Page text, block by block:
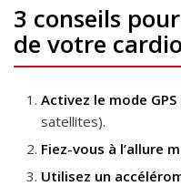
3 conseils
de votre
Activez le mode
satellites).
Fiez-vous à l’allure
Utilisez un